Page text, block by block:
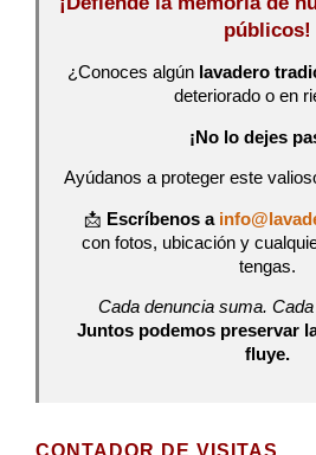
públicos!
¿Conoces algún lavadero
deteriorado o en
¡No lo dejes
Ayúdanos a proteger este
📩 Escríbenos a
con fotos, ubicación y
tengas.
Cada denuncia suma.
Juntos podemos preservar
fluye.
CONTADOR DE VISITAS